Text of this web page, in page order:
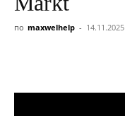
по maxwelhelp - 14.11.2025